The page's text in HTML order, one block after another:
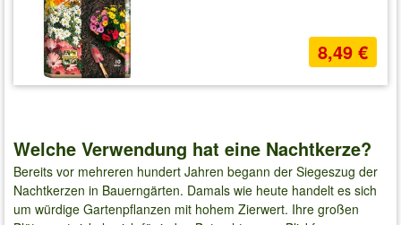
8,49 €
Welche Verwendung hat eine Nachtkerze?
Bereits vor mehreren hundert Jahren begann der Siegeszug der
Nachtkerzen in Bauerngärten. Damals wie heute handelt es sich
um würdige Gartenpflanzen mit hohem Zierwert. Ihre großen